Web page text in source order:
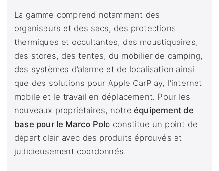
La gamme comprend notamment des
organiseurs et des sacs, des protections
thermiques et occultantes, des moustiquaires,
des stores, des tentes, du mobilier de camping,
des systèmes d’alarme et de localisation ainsi
que des solutions pour Apple CarPlay, l’internet
mobile et le travail en déplacement. Pour les
nouveaux propriétaires, notre équipement de
base pour le Marco Polo constitue un point de
départ clair avec des produits éprouvés et
judicieusement coordonnés.